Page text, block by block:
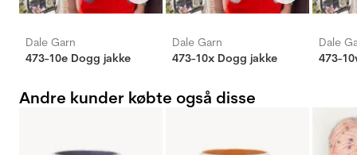
Dale Garn
473-10e Dogg jakke
Dale Garn
473-10x Dogg jakke
Dale
473-
Andre kunder købte også disse